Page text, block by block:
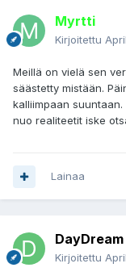
Myrtti
Kirjoitettu
Meillä on vielä sen
säästetty mistään.
kalliimpaan
nuo realiteetit iske
Lainaa
DayDream
Kirjoitettu